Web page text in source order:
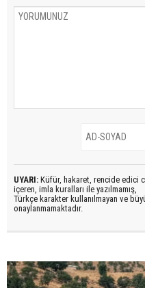
UYARI: Küfür, hakaret, rencide edici
içeren, imla kuralları ile yazılmamış,
Türkçe karakter kullanılmayan ve
onaylanmamaktadır.